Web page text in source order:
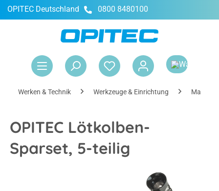
springen
OPITEC Deutschland 0800 8480100
Werken & Technik Werkzeuge & Einrichtung
OPITEC Lötkolben-
Sparset, 5-teilig